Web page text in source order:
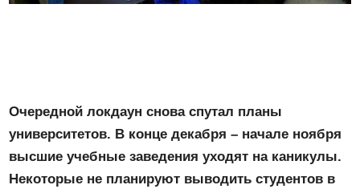
Очередной локдаун снова спутал планы
университетов. В конце декабря – начале ноября
высшие учебные заведения уходят на каникулы.
Некоторые не планируют выводить студентов в